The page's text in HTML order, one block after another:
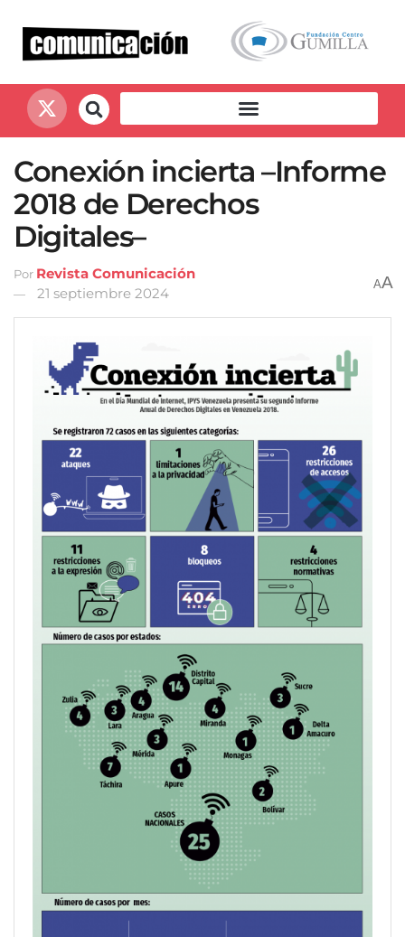
Conexión incierta –Informe
2018 de Derechos
Digitales–
Por Revista Comunicación
21 septiembre 2024
AA